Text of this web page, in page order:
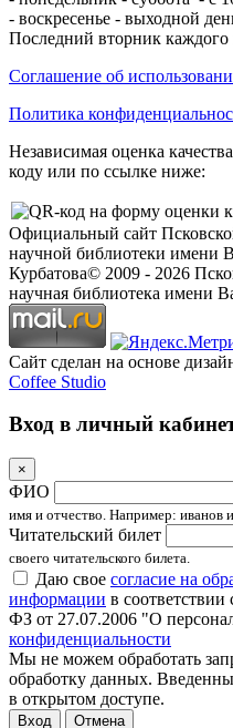
- воскресенье - выходной
Последний вторник
Соглашение об
Политика
Независимая оценка
коду или по ссылке ниже:
Официальный сайт
научной библиотеки имени
Курбатова© 2009 - 2026
научная библиотека имени
Сайт сделан на основе
Coffee Studio
Вход в личный
×
ФИО
имя и отчество. Например: иванов
Читательский билет
своего читательского билета.
Даю свое согласие на
информации в
ФЗ от 27.07.2006 "О
конфиденциальности
Мы не можем обработать
обработку данных.
в открытом доступе.
Отмена